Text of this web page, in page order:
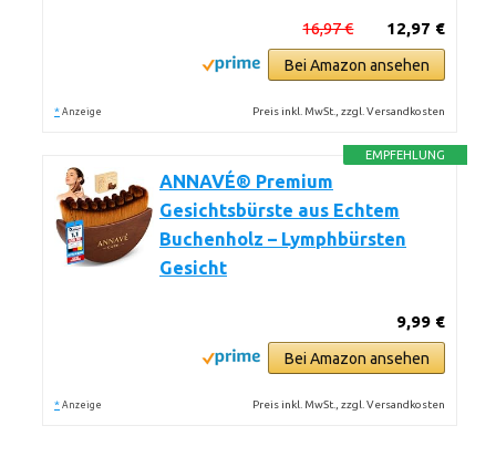
12,97 €
16,97 €
Bei Amazon ansehen
* Anzeige Preis inkl. MwSt., zzgl. Versandkosten
EMPFEHLUNG
ANNAVÉ® Premium
Gesichtsbürste aus Echtem
Buchenholz – Lymphbürsten
Gesicht
9,99 €
Bei Amazon ansehen
* Anzeige Preis inkl. MwSt., zzgl. Versandkosten